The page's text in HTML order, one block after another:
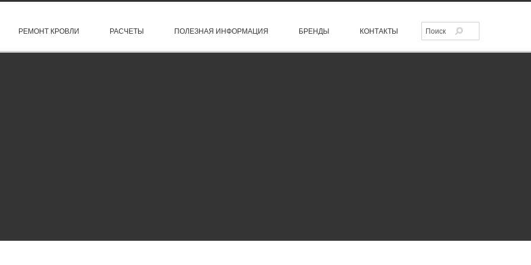
РЕМОНТ КРОВЛИ РАСЧЕТЫ ПОЛЕЗНАЯ ИНФОРМАЦИЯ БРЕНДЫ КОНТАКТЫ